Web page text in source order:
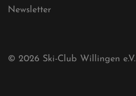
Aktuelles